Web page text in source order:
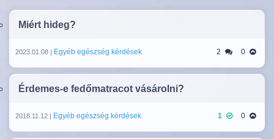
Miért hideg?
2023.01.08 | Egyéb egészség kérdések 2 0
Érdemes-e fedőmatracot vásárolni?
2018.11.12 | Egyéb egészség kérdések 1 0